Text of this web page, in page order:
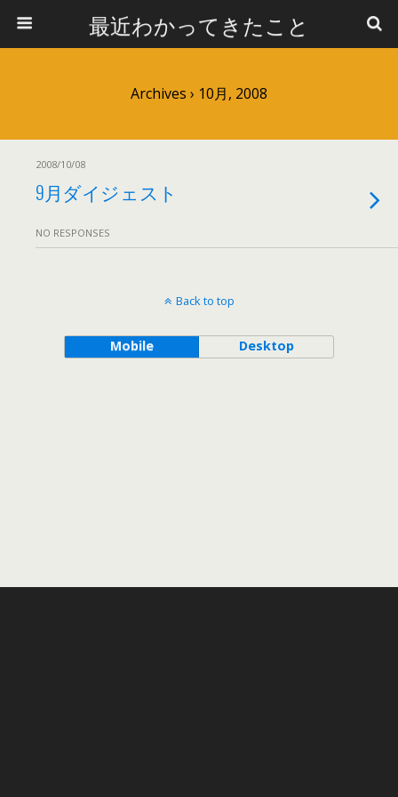
最近わかってきたこと
Archives › 10月, 2008
2008/10/08
9月ダイジェスト
NO RESPONSES
Back to top
Mobile Desktop